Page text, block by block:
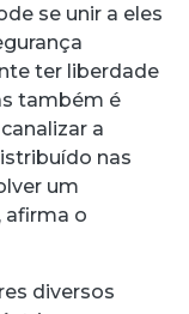
se unir a eles
ter liberdade
também é
a
nas
um
afirma o
diversos